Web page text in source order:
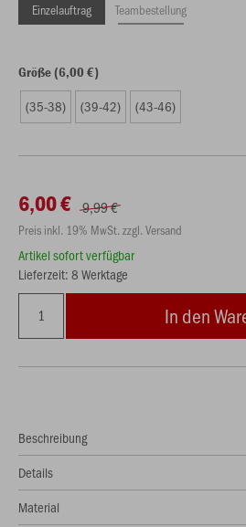
Einzelauftrag Teambestellung
Größe (6,00 €)
(35-38) (39-42) (43-46)
6,00 € 9,99 €
Preis inkl. 19% MwSt. zzgl. Versand
Artikel sofort verfügbar
Lieferzeit: 8 Werktage
In den
Beschreibung
Details
Material